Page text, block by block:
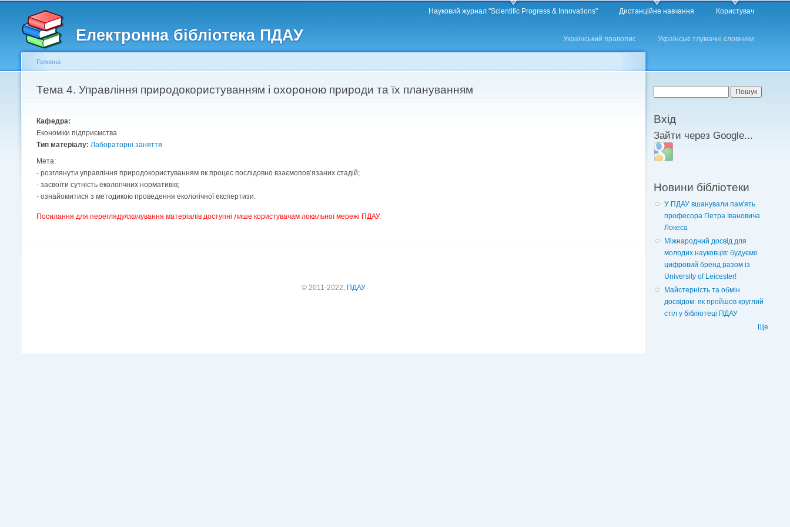
Електронна бібліотека ПДАУ
Головне меню Науковий журнал "Scientific Progress & Innovations" Дистанційне навчання Користувач
Другорядне меню
Український правопис Українські тлумачні словники
Ви є тут
Головна
Тема 4. Управління природокористуванням і охороною природи та їх плануванням
Кафедра:
Економіки підприємства
Тип матеріалу: Лабораторні заняття
Мета:
- розглянути управління природокористуванням як процес послідовно взаємопов’язаних стадій;
- засвоїти сутність екологічних нормативів;
- ознайомитися з методикою проведення екологічної експертизи.
Посилання для перегляду/скачування матеріалів доступні лише користувачам локальної мережі ПДАУ.
© 2011-2022, ПДАУ
Пошукова форма
Вхід
Зайти через Google...
Login with Google
Новини бібліотеки
У ПДАУ вшанували пам'ять
професора Петра Івановича
Локеса
Міжнародний досвід для
молодих науковців: будуємо
цифровий бренд разом із
University of Leicester!
Майстерність та обмін
досвідом: як пройшов круглий
стіл у бібліотеці ПДАУ
Ще